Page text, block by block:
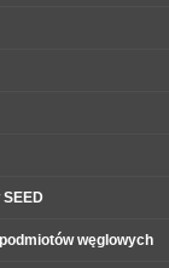
węglowych